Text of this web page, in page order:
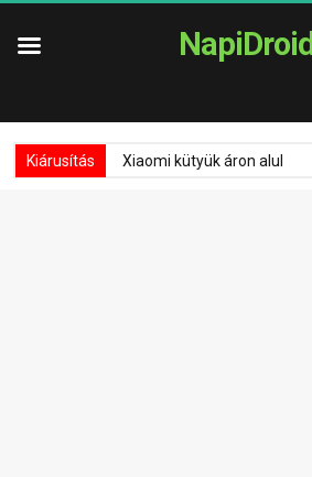
NapiDroid
Kiárusítás Xiaomi kütyük áron alul